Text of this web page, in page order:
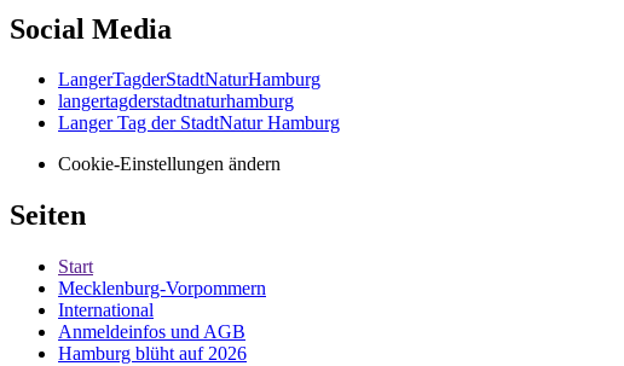
Social Media
LangerTagderStadtNaturHamburg
langertagderstadtnaturhamburg
Langer Tag der StadtNatur Hamburg
Cookie-Einstellungen ändern
Seiten
Start
Mecklenburg-Vorpommern
International
Anmeldeinfos und AGB
Hamburg blüht auf 2026